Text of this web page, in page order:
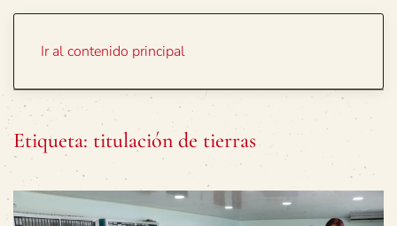
Ir al contenido principal
Etiqueta: titulación de tierras